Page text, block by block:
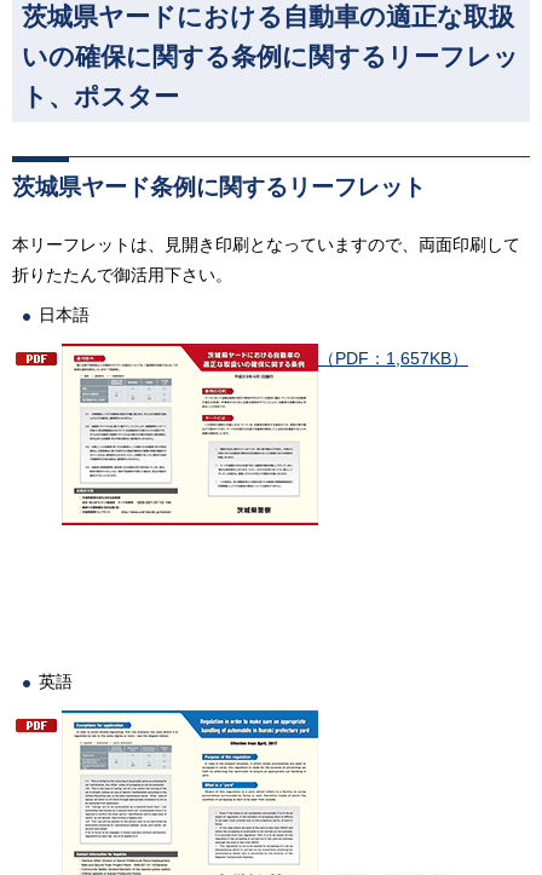
茨城県ヤードにおける自動車の適正な取扱
いの確保に関する条例に関するリーフレッ
ト、ポスター
茨城県ヤード条例に関するリーフレット
本リーフレットは、見開き印刷となっていますので、両面印刷して
折りたたんで御活用下さい。
日本語
（PDF：1,657KB）
英語